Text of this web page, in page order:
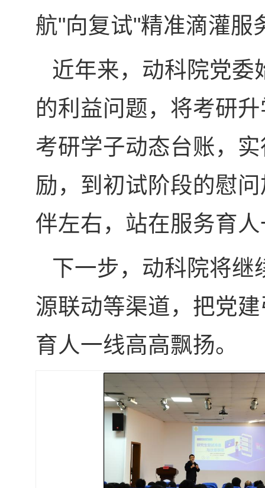
航"向复试"精准滴灌服
近年来，动科院党委
的利益问题，将考研
考研学子动态台账，
励，到初试阶段的慰
伴左右，站在服务育
下一步，动科院将继
源联动等渠道，把党
育人一线高高飘扬。